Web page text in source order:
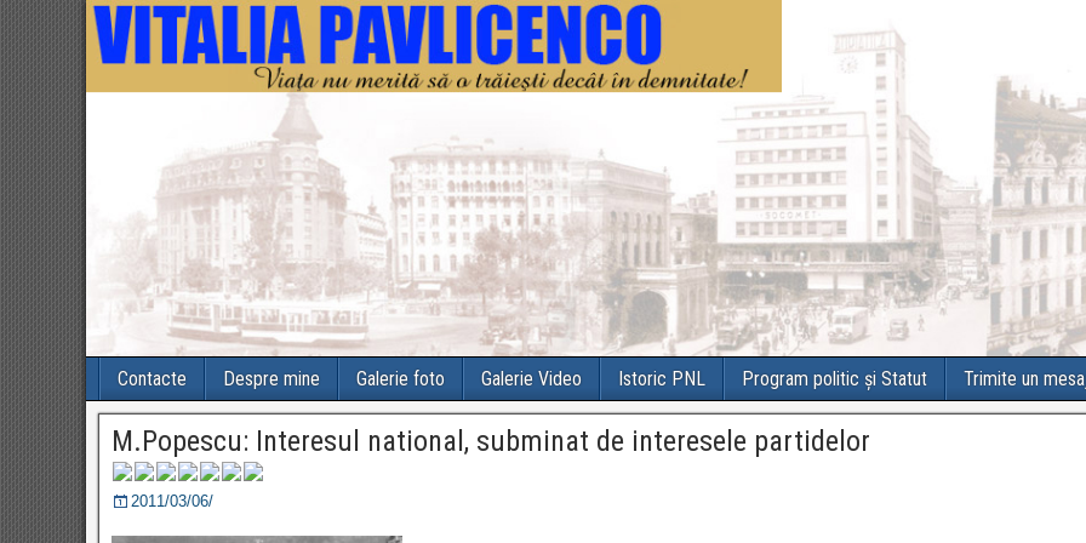
Contacte Despre mine Galerie foto Galerie Video Istoric PNL Program politic și Statut Trimite un
M.Popescu: Interesul national, subminat de interesele partidelor
2011/03/06/